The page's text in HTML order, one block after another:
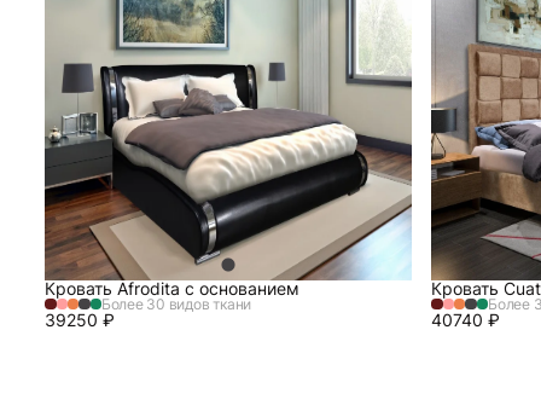
Кровать Afrodita с основанием
Более 30 видов ткани
39250₽
Кровать
Более
40740₽